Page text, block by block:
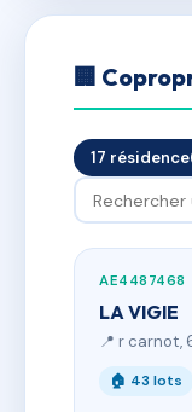
🏢
17
AE4487468
LA VIGIE
📍 r carnot,
🏠 43 lots